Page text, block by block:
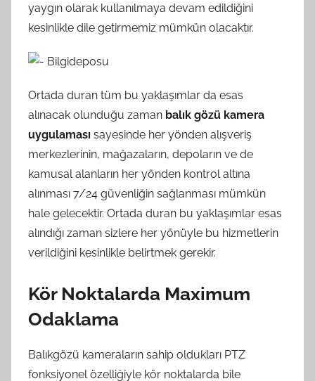
yaygın olarak kullanılmaya devam edildiğini
kesinlikle dile getirmemiz mümkün olacaktır.
Ortada duran tüm bu yaklaşımlar da esas
alınacak olunduğu zaman balık gözü kamera
uygulaması sayesinde her yönden alışveriş
merkezlerinin, mağazaların, depoların ve de
kamusal alanların her yönden kontrol altına
alınması 7/24 güvenliğin sağlanması mümkün
hale gelecektir. Ortada duran bu yaklaşımlar esas
alındığı zaman sizlere her yönüyle bu hizmetlerin
verildiğini kesinlikle belirtmek gerekir.
Kör Noktalarda Maximum
Odaklama
Balıkgözü kameraların sahip oldukları PTZ
fonksiyonel özelliğiyle kör noktalarda bile